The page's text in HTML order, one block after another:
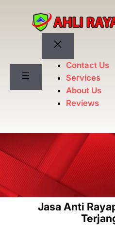
Contact Us
Services
About Us
Reviews
Jasa Anti